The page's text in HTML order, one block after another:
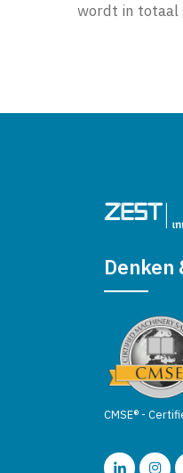
wordt in totaal
Denken
CMSE® -